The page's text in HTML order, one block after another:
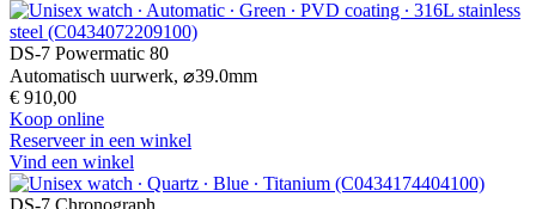
DS-7 Powermatic 80
Automatisch uurwerk, ⌀39.0mm
€ 910,00
Koop online
Reserveer in een winkel
Vind een winkel
DS-7 Chronograph